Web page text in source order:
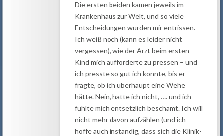
Die ersten beiden kamen jeweils im
Krankenhaus zur Welt, und so viele
Entscheidungen wurden mir entrissen.
Ich weiß noch (kann es leider nicht
vergessen), wie der Arzt beim ersten
Kind mich aufforderte zu pressen – und
ich presste so gut ich konnte, bis er
fragte, ob ich überhaupt eine Wehe
hätte. Nein, hatte ich nicht, …. und ich
fühlte mich entsetzlich beschämt. Ich will
nicht mehr davon aufzählen (und ich
hoffe auch inständig, dass sich die Klinik-